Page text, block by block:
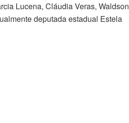
Lucena, Cláudia Veras, Waldson
deputada estadual Estela